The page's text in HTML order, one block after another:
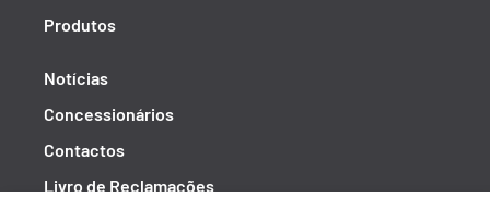
Produtos
Notícias
Concessionários
Contactos
Livro de Reclamações